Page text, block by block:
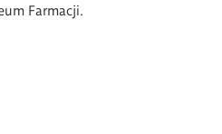
Farmacji.